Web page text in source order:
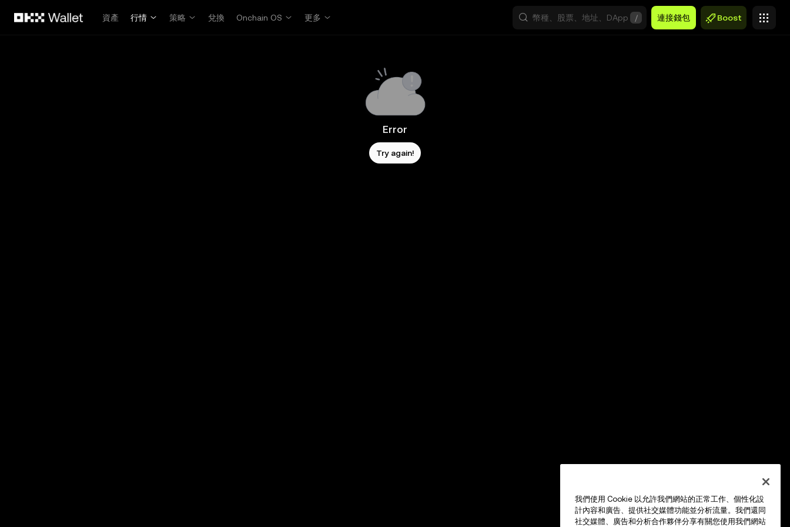
資產
行情 策略 兌換 Onchain OS 更多 / 連接錢包 Boost
Error
Try again!
我們使用 Cookie 以允許我們網站的正常工作、個性化設
計內容和廣告、提供社交媒體功能並分析流量。我們還同
社交媒體、廣告和分析合作夥伴分享有關您使用我們網站